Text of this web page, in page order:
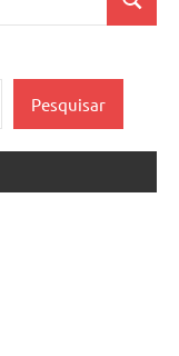
Pesquisar